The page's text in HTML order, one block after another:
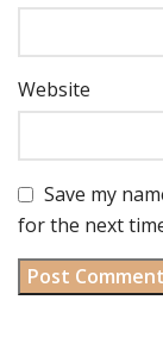
Website
Save my
for the next